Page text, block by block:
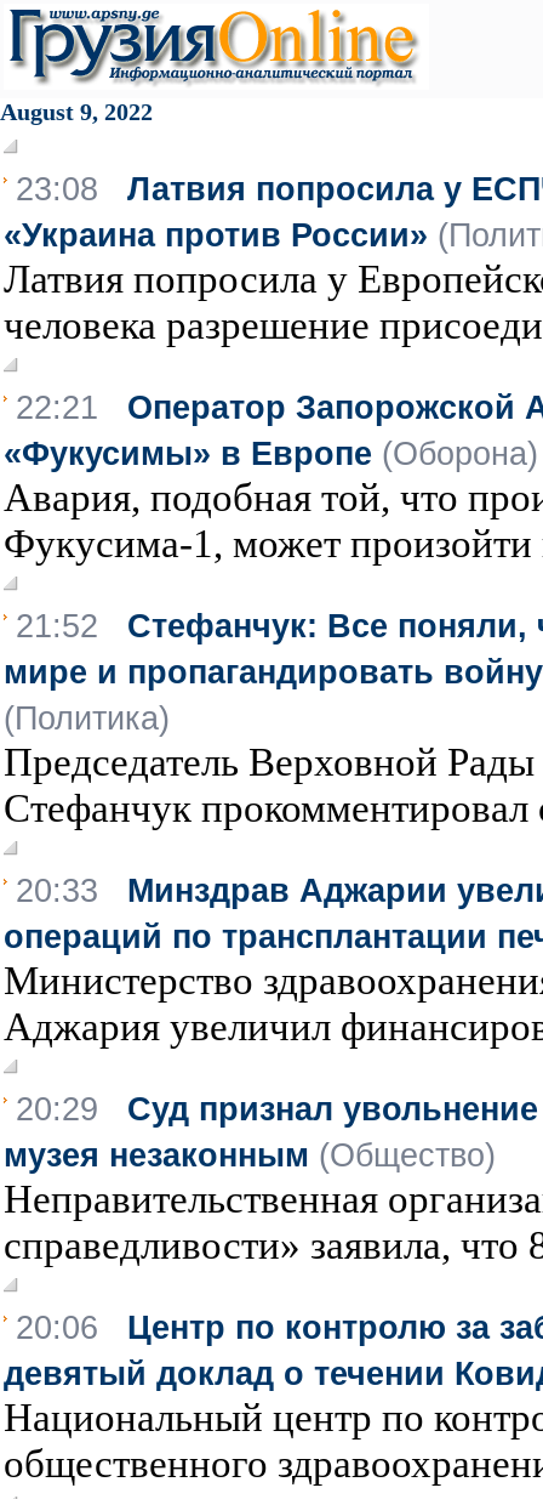
August 9, 2022
23:08 Латвия попросила у
«Украина против России»
Латвия попросила у
человека разрешение
22:21 Оператор Запорожской
«Фукусимы» в Европе (Оборона)
Авария, подобная той, что
Фукусима-1, может произойти
21:52 Стефанчук: Все поняли,
мире и пропагандировать
(Политика)
Председатель Верховной
Стефанчук прокомментировал
20:33 Минздрав Аджарии
операций по трансплантации
Министерство
Аджария увеличил
20:29 Суд признал
музея незаконным (Общество)
Неправительственная
справедливости» заявила, что
20:06 Центр по контролю за
девятый доклад о течении
Национальный центр по
общественного